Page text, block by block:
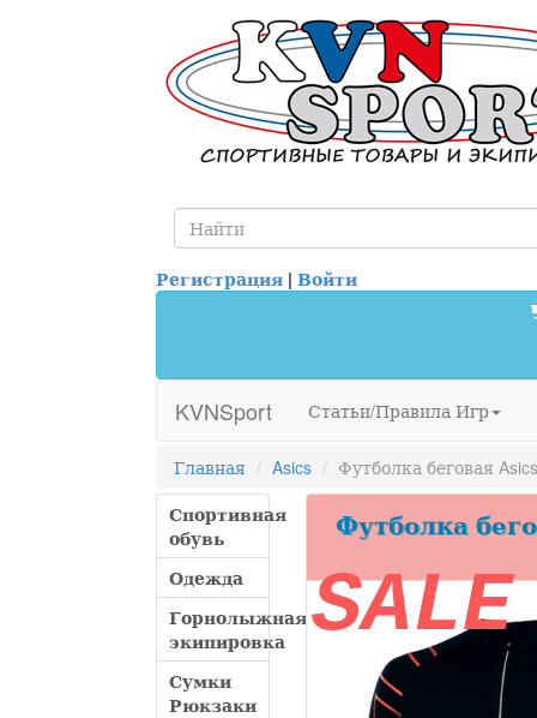
Регистрация | Войти
KVNSport Статьи/Правила Игр
Главная Asics
Футболка беговая
Спортивная
обувь
Одежда
Горнолыжная
экипировка
Сумки
Рюкзаки
Футболка
SALE